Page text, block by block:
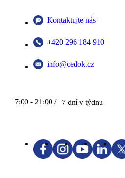
Kontaktujte nás
+420 296 184 910
info@cedok.cz
7:00 - 21:00 / 7 dní v týdnu